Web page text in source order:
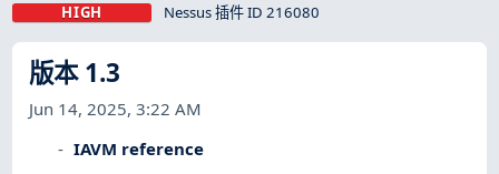
HIGH Nessus 插件 ID 216080
版本 1.3
Jun 14, 2025, 3:22 AM
IAVM reference